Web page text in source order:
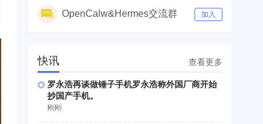
OpenCalw&Hermes交流群 加入
快讯 查看更多
罗永浩再谈做锤子手机罗永浩称外国厂商开始
抄国产手机。
刚刚